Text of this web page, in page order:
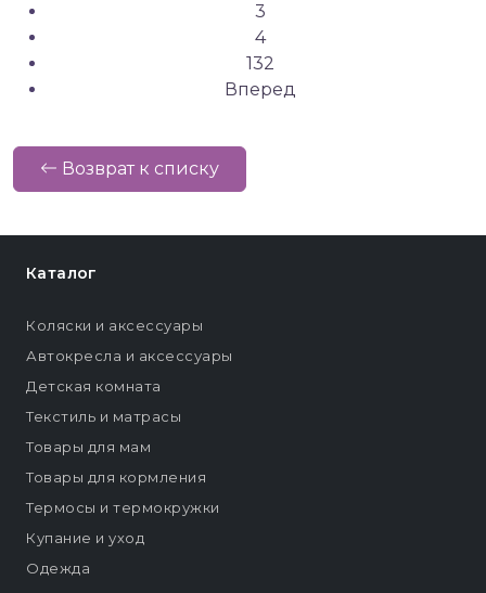
3
4
132
Вперед
Возврат к списку
Каталог
Коляски и аксессуары
Автокресла и аксессуары
Детская комната
Текстиль и матрасы
Товары для мам
Товары для кормления
Термосы и термокружки
Купание и уход
Одежда